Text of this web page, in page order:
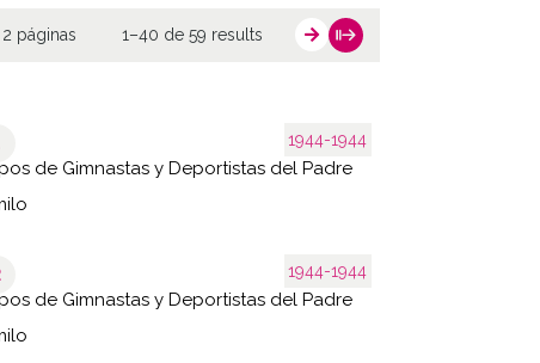
páginas 1–40 de 59 results
1944-1944
de Gimnastas y Deportistas del Padre
1944-1944
de Gimnastas y Deportistas del Padre